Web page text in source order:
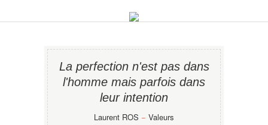
La perfection n'est pas dans
l'homme mais parfois dans
leur intention
Laurent ROS − Valeurs